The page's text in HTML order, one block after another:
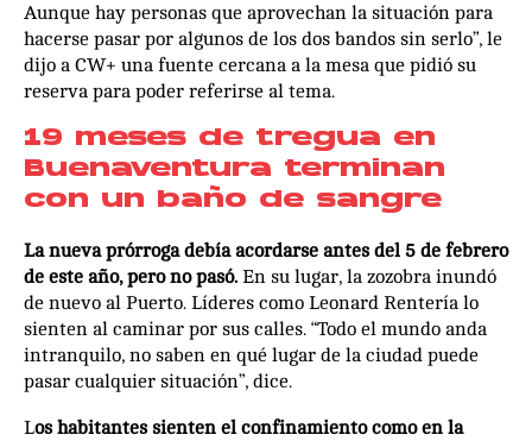
Aunque hay personas que aprovechan la situación para
hacerse pasar por algunos de los dos bandos sin serlo”, le
dijo a CW+ una fuente cercana a la mesa que pidió su
reserva para poder referirse al tema.
19 meses de tregua en
Buenaventura terminan
con un baño de sangre
La nueva prórroga debía acordarse antes del 5 de febrero
de este año, pero no pasó. En su lugar, la zozobra inundó
de nuevo al Puerto. Líderes como Leonard Rentería lo
sienten al caminar por sus calles. “Todo el mundo anda
intranquilo, no saben en qué lugar de la ciudad puede
pasar cualquier situación”, dice.
Los habitantes sienten el confinamiento como en la